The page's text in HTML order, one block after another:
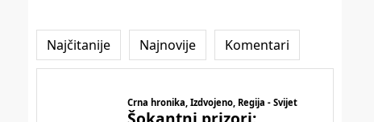
Najčitanije Najnovije Komentari